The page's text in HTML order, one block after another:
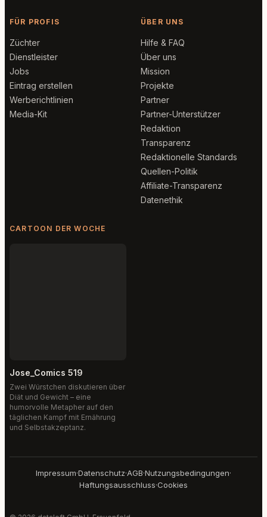
FÜR PROFIS
Züchter
Dienstleister
Jobs
Eintrag erstellen
Werberichtlinien
Media-Kit
ÜBER UNS
Hilfe & FAQ
Über uns
Mission
Projekte
Partner
Partner-Unterstützer
Redaktion
Transparenz
Redaktionelle Standards
Quellen-Politik
Affiliate-Transparenz
Datenethik
CARTOON DER WOCHE
Jose_Comics 519
Zwei Würstchen diskutieren über
Diät und Gewicht – eine
humorvolle Metapher auf den
täglichen Kampf mit Ernährung
und Selbstakzeptanz.
Impressum·Datenschutz·AGB·Nutzungsbedingungen·
Haftungsausschluss·Cookies